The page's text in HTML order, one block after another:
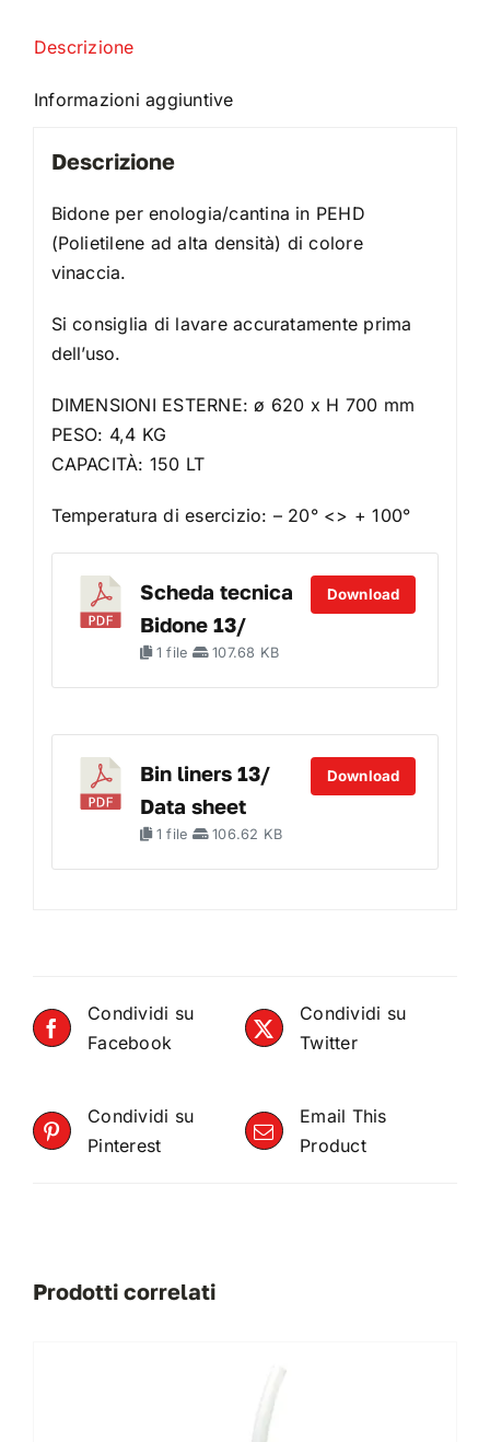
Descrizione
Informazioni aggiuntive
Descrizione
Bidone per enologia/cantina in PEHD
(Polietilene ad alta densità) di colore
vinaccia.
Si consiglia di lavare accuratamente prima
dell’uso.
DIMENSIONI ESTERNE: ø 620 x H 700 mm
PESO: 4,4 KG
CAPACITÀ: 150 LT
Temperatura di esercizio: – 20° <> + 100°
Scheda tecnica
Bidone 13/
1 file 107.68 KB
Download
Bin liners 13/
Data sheet
1 file 106.62 KB
Download
Condividi su
Facebook
Condividi su
Twitter
Condividi su
Pinterest
Email This
Product
Prodotti correlati